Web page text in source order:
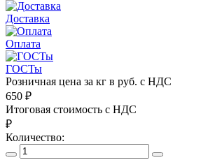
Доставка
Оплата
ГОСТы
Розничная цена за кг в руб. с НДС
650 ₽
Итоговая стоимость с НДС
₽
Количество: